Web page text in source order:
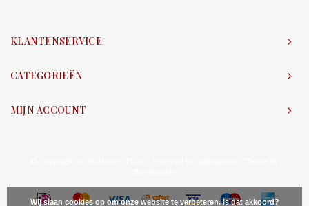
KLANTENSERVICE
CATEGORIEËN
MIJN ACCOUNT
Wij slaan cookies op om onze website te verbeteren. Is dat akkoord?